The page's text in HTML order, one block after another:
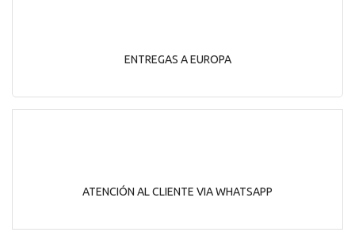
ENTREGAS A EUROPA
ATENCIÓN AL CLIENTE VIA WHATSAPP